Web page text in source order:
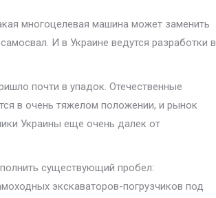
многоцелевая машина может заменить
И в Украине ведутся разработки в
почти в упадок. Отечественные
в очень тяжелом положении, и рынок
Украины еще очень далек от
существующий пробел:
экскаваторов-погрузчиков под